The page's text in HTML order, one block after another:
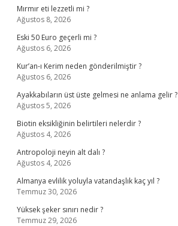
Mırmır eti lezzetli mi ?
Ağustos 8, 2026
Eski 50 Euro geçerli mi ?
Ağustos 6, 2026
Kur’an-ı Kerim neden gönderilmiştir ?
Ağustos 6, 2026
Ayakkabıların üst üste gelmesi ne anlama gelir ?
Ağustos 5, 2026
Biotin eksikliğinin belirtileri nelerdir ?
Ağustos 4, 2026
Antropoloji neyin alt dalı ?
Ağustos 4, 2026
Almanya evlilik yoluyla vatandaşlık kaç yıl ?
Temmuz 30, 2026
Yüksek şeker sınırı nedir ?
Temmuz 29, 2026